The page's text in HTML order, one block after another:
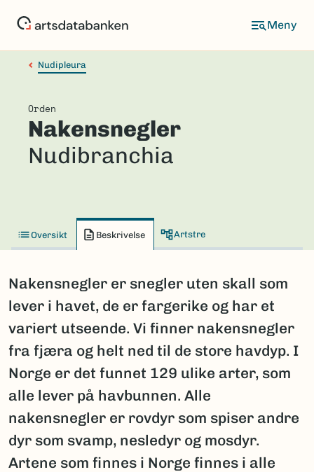
Nudipleura
Orden
Nakensnegler
Nudibranchia
Oversikt Beskrivelse Artstre
Nakensnegler er snegler uten skall som
lever i havet, de er fargerike og har et
variert utseende. Vi finner nakensnegler
fra fjæra og helt ned til de store havdyp. I
Norge er det funnet 129 ulike arter, som
alle lever på havbunnen. Alle
nakensnegler er rovdyr som spiser andre
dyr som svamp, nesledyr og mosdyr.
Artene som finnes i Norge finnes i alle